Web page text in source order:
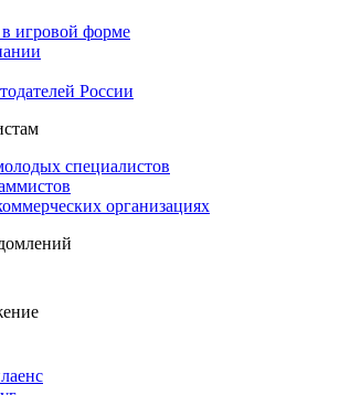
игровой форме
России
специалистов
организациях